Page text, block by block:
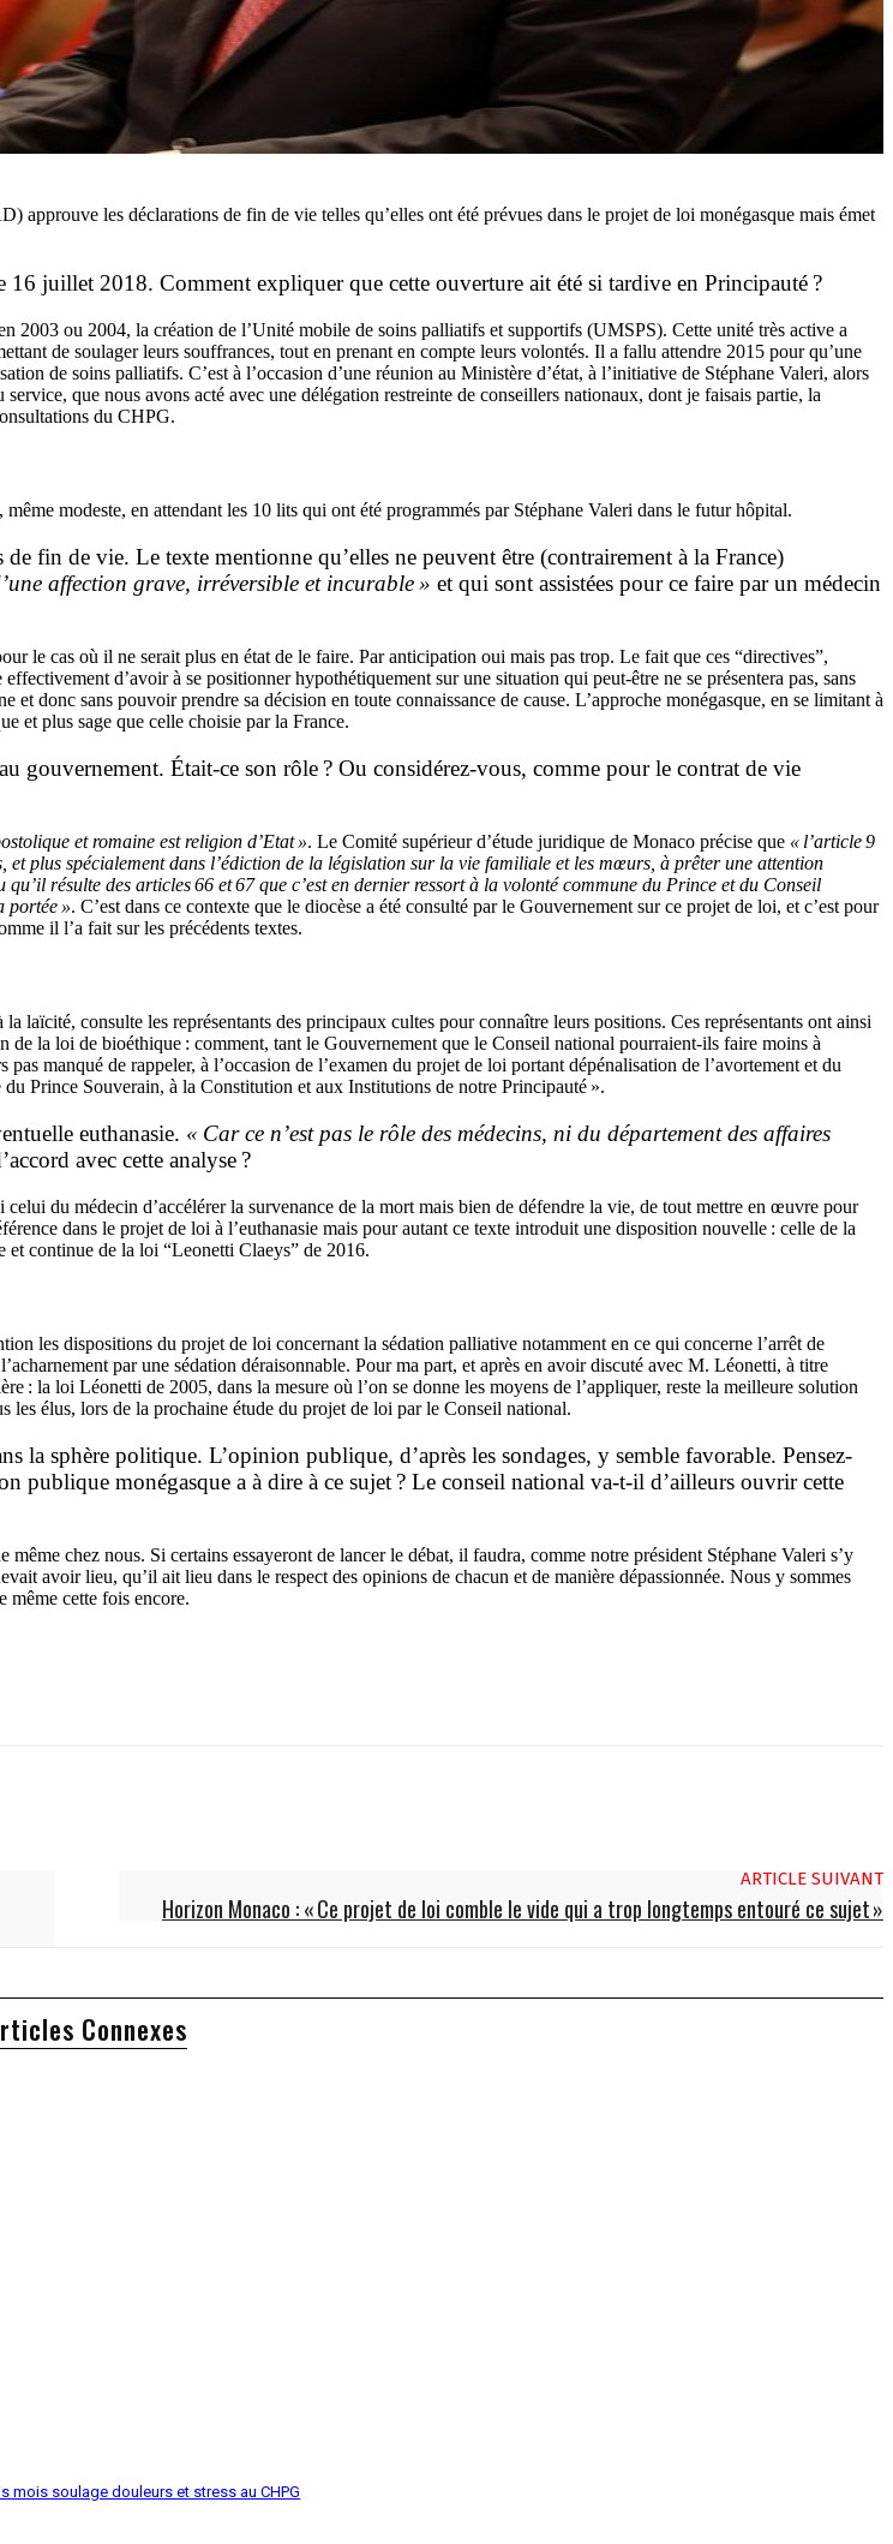
les déclarations de fin de vie telles qu’elles ont été prévues dans le projet de loi monégasque mais émet
juillet 2018. Comment expliquer que cette ouverture ait été si tardive en Principauté ?
2003 ou 2004, la création de l’Unité mobile de soins palliatifs et supportifs (UMSPS). Cette unité très active a
de soulager leurs souffrances, tout en prenant en compte leurs volontés. Il a fallu attendre 2015 pour qu’une
de soins palliatifs. C’est à l’occasion d’une réunion au Ministère d’état, à l’initiative de Stéphane Valeri, alors
que nous avons acté avec une délégation restreinte de conseillers nationaux, dont je faisais partie, la
du CHPG.
modeste, en attendant les 10 lits qui ont été programmés par Stéphane Valeri dans le futur hôpital.
fin de vie. Le texte mentionne qu’elles ne peuvent être (contrairement à la France)
affection grave, irréversible et incurable » et qui sont assistées pour ce faire par un médecin
le cas où il ne serait plus en état de le faire. Par anticipation oui mais pas trop. Le fait que ces “directives”,
d’avoir à se positionner hypothétiquement sur une situation qui peut-être ne se présentera pas, sans
donc sans pouvoir prendre sa décision en toute connaissance de cause. L’approche monégasque, en se limitant à
et plus sage que celle choisie par la France.
gouvernement. Était-ce son rôle ? Ou considérez-vous, comme pour le contrat de vie
et romaine est religion d’Etat ». Le Comité supérieur d’étude juridique de Monaco précise que « l’article 9
plus spécialement dans l’édiction de la législation sur la vie familiale et les mœurs, à prêter une attention
résulte des articles 66 et 67 que c’est en dernier ressort à la volonté commune du Prince et du Conseil
portée ». C’est dans ce contexte que le diocèse a été consulté par le Gouvernement sur ce projet de loi, et c’est pour
il l’a fait sur les précédents textes.
laïcité, consulte les représentants des principaux cultes pour connaître leurs positions. Ces représentants ont ainsi
la loi de bioéthique : comment, tant le Gouvernement que le Conseil national pourraient-ils faire moins à
manqué de rappeler, à l’occasion de l’examen du projet de loi portant dépénalisation de l’avortement et du
Prince Souverain, à la Constitution et aux Institutions de notre Principauté ».
euthanasie. « Car ce n’est pas le rôle des médecins, ni du département des affaires
avec cette analyse ?
du médecin d’accélérer la survenance de la mort mais bien de défendre la vie, de tout mettre en œuvre pour
dans le projet de loi à l’euthanasie mais pour autant ce texte introduit une disposition nouvelle : celle de la
et continue de la loi “Leonetti Claeys” de 2016.
les dispositions du projet de loi concernant la sédation palliative notamment en ce qui concerne l’arrêt de
par une sédation déraisonnable. Pour ma part, et après en avoir discuté avec M. Léonetti, à titre
: la loi Léonetti de 2005, dans la mesure où l’on se donne les moyens de l’appliquer, reste la meilleure solution
les élus, lors de la prochaine étude du projet de loi par le Conseil national.
la sphère politique. L’opinion publique, d’après les sondages, y semble favorable. Pensez-
publique monégasque a à dire à ce sujet ? Le conseil national va-t-il d’ailleurs ouvrir cette
chez nous. Si certains essayeront de lancer le débat, il faudra, comme notre président Stéphane Valeri s’y
avoir lieu, qu’il ait lieu dans le respect des opinions de chacun et de manière dépassionnée. Nous y sommes
même cette fois encore.
ARTICLE SUIVANT
Horizon Monaco : « Ce projet de loi comble le vide qui a trop longtemps entouré ce sujet »
Connexes
mois soulage douleurs et stress au CHPG